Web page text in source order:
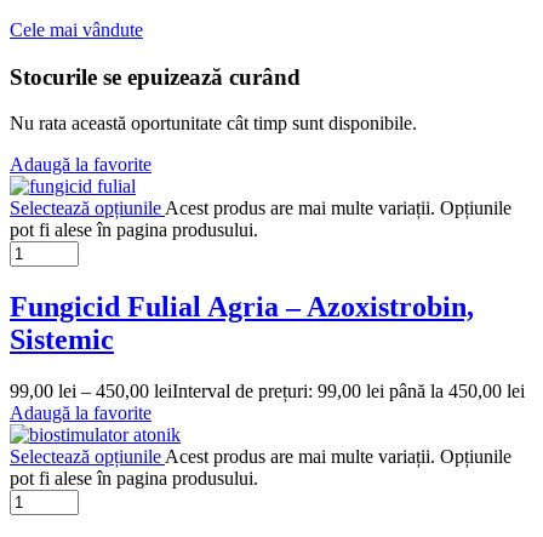
Cele mai vândute
Stocurile se epuizează curând
Nu rata această oportunitate cât timp sunt disponibile.
Adaugă la favorite
Selectează opțiunile Acest produs are mai multe variații. Opțiunile
pot fi alese în pagina produsului.
Fungicid Fulial Agria – Azoxistrobin,
Sistemic
99,00 lei – 450,00 leiInterval de prețuri: 99,00 lei până la 450,00 lei
Adaugă la favorite
Selectează opțiunile Acest produs are mai multe variații. Opțiunile
pot fi alese în pagina produsului.